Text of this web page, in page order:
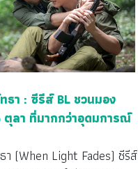
า : ซีรีส์ BL ชวนมอง
ลา ที่มากกว่าอุดมการณ์
(When Light Fades) ซีรีส์